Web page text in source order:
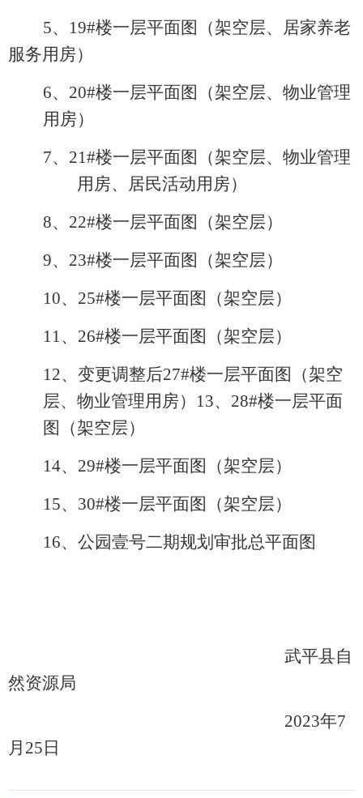
5、19#楼一层平面图（架空层、居家养老
服务用房）
6、20#楼一层平面图（架空层、物业管理
用房）
7、21#楼一层平面图（架空层、物业管理
用房、居民活动用房）
8、22#楼一层平面图（架空层）
9、23#楼一层平面图（架空层）
10、25#楼一层平面图（架空层）
11、26#楼一层平面图（架空层）
12、变更调整后27#楼一层平面图（架空
层、物业管理用房）13、28#楼一层平面
图（架空层）
14、29#楼一层平面图（架空层）
15、30#楼一层平面图（架空层）
16、公园壹号二期规划审批总平面图
武平县自
然资源局
2023年7
月 25 日